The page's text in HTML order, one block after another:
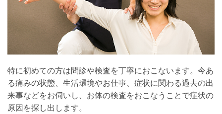
特に初めての方は問診や検査を丁寧におこないます。今あ
る痛みの状態、生活環境やお仕事、症状に関わる過去の出
来事などをお伺いし、お体の検査をおこなうことで症状の
原因を探し出します。